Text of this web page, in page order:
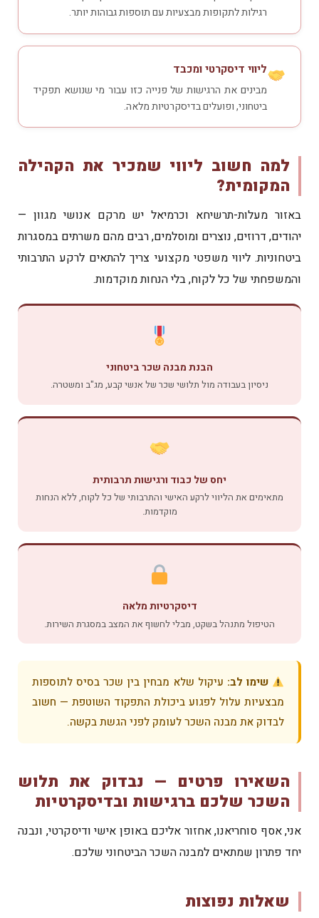
רגילות לתקופות מבצעיות עם תוספות גבוהות יותר.
ליווי דיסקרטי ומכבד
מבינים את הרגישות של פנייה כזו עבור מי שנושא תפקיד
ביטחוני, ופועלים בדיסקרטיות מלאה.
למה חשוב ליווי שמכיר את הקהילה
המקומית?
באזור מעלות-תרשיחא וכרמיאל יש מרקם אנושי מגוון —
יהודים, דרוזים, נוצרים ומוסלמים, רבים מהם משרתים במסגרות
ביטחוניות. ליווי משפטי מקצועי צריך להתאים לרקע התרבותי
והמשפחתי של כל לקוח, בלי הנחות מוקדמות.
הבנת מבנה שכר ביטחוני
ניסיון בעבודה מול תלושי שכר של אנשי קבע, מג"ב ומשטרה.
יחס של כבוד ורגישות תרבותית
מתאימים את הליווי לרקע האישי והתרבותי של כל לקוח, ללא הנחות
מוקדמות.
דיסקרטיות מלאה
הטיפול מתנהל בשקט, מבלי לחשוף את המצב במסגרת השירות.
שימו לב: עיקול שלא מבחין בין שכר בסיס לתוספות
מבצעיות עלול לפגוע ביכולת התפקוד השוטפת — חשוב
לבדוק את מבנה השכר לעומק לפני הגשת בקשה.
השאירו פרטים — נבדוק את תלוש
השכר שלכם ברגישות ובדיסקרטיות
אני, אסף סוחריאנו, אחזור אליכם באופן אישי ודיסקרטי, ונבנה
יחד פתרון שמתאים למבנה השכר הביטחוני שלכם.
שאלות נפוצות